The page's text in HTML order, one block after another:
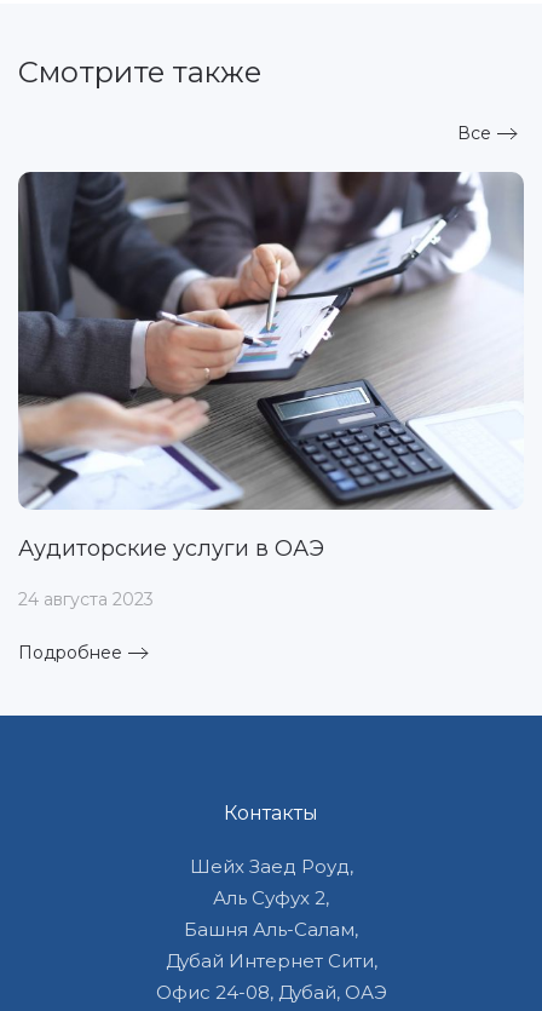
Смотрите также
Все
Аудиторские услуги в ОАЭ
24 августа 2023
Подробнее
Контакты
Шейх Заед Роуд,
Аль Суфух 2,
Башня Аль-Салам,
Дубай Интернет Сити,
Офис 24-08, Дубай, ОАЭ